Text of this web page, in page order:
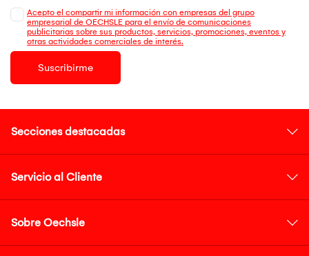
Acepto el compartir mi información con empresas del grupo
empresarial de OECHSLE para el envío de comunicaciones
publicitarias sobre sus productos, servicios, promociones, eventos y
otras actividades comerciales de interés.
Suscribirme
Secciones destacadas
Servicio al Cliente
Sobre Oechsle